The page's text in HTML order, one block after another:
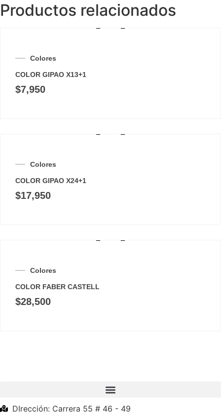
Productos relacionados
Colores
COLOR GIPAO X13+1
$7,950
Colores
COLOR GIPAO X24+1
$17,950
Colores
COLOR FABER CASTELL
$28,500
DIrección: Carrera 55 # 46 - 49